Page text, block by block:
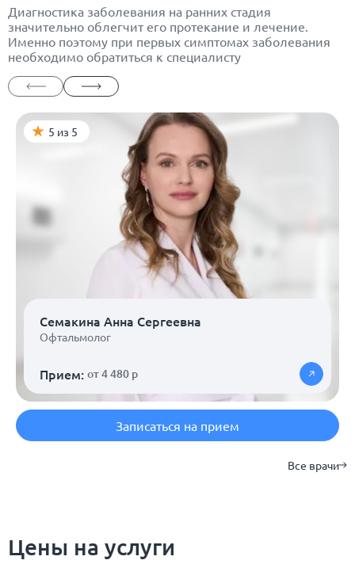
Диагностика заболевания на ранних стадия
значительно облегчит его протекание и лечение.
Именно поэтому при первых симптомах заболевания
необходимо обратиться к специалисту
5 из 5
Семакина Анна Сергеевна
Офтальмолог
Прием: от 4 480 р
Записаться на прием
Все врачи
Цены на услуги